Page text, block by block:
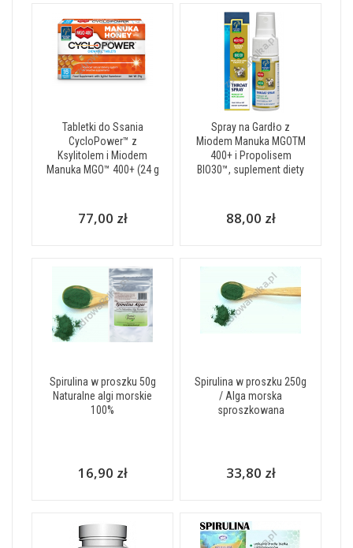
Tabletki do Ssania
CycloPower™ z
Ksylitolem i Miodem
Manuka MGO™ 400+ (24 g
77,00 zł
Spray na Gardło z
Miodem Manuka MGOTM
400+ i Propolisem
BIO30™, suplement diety
88,00 zł
Spirulina w proszku 50g
Naturalne algi morskie
100%
16,90 zł
Spirulina w proszku 250g
/ Alga morska
sproszkowana
33,80 zł